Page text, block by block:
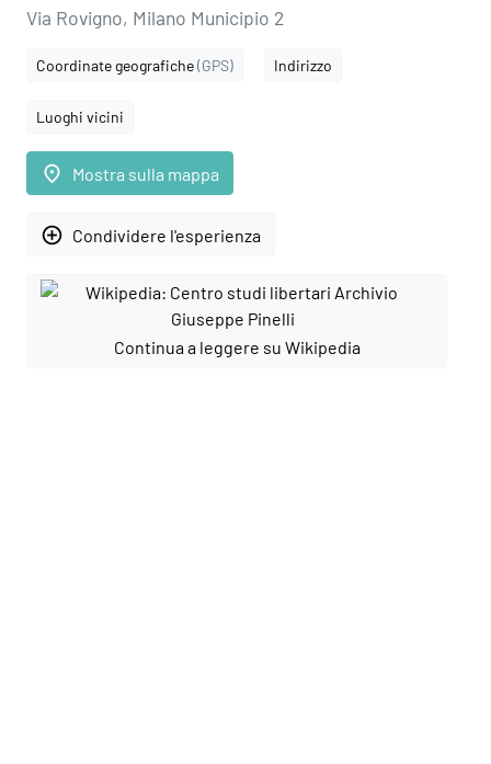
Via Rovigno, Milano Municipio 2
Coordinate geografiche(GPS) Indirizzo
Luoghi vicini
place Mostra sulla mappa
add_circle_outline Condividere l'esperienza
Continua a leggere su Wikipedia